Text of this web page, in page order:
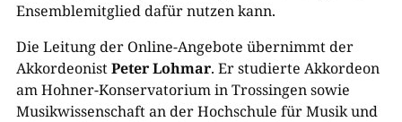
Ensemblemitglied dafür nutzen kann.
Die Leitung der Online-Angebote übernimmt der
AkkordeonistPeter Lohmar. Er studierte Akkordeon
am Hohner-Konservatorium in Trossingen sowie
Musikwissenschaft an der Hochschule für Musik und